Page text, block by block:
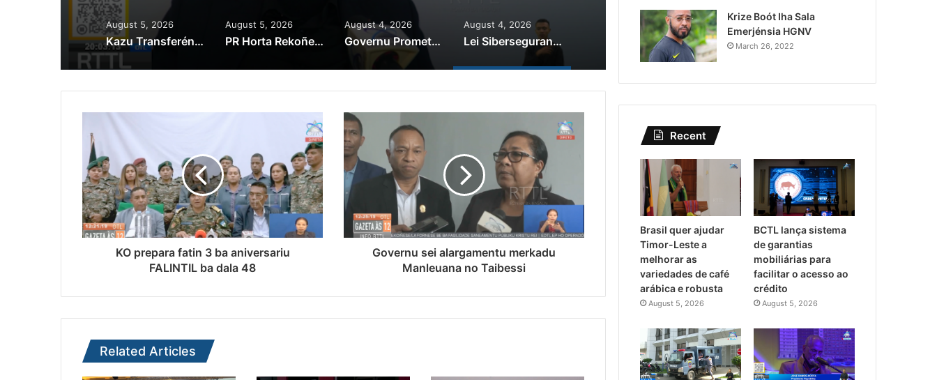
August 5, 2026
Kazu Transferénsia Osan Millaun 42 Husi Singapura, Advogadu Sei Halo Rekursu
August 5, 2026
PR Horta Rekoñese Timoroan Sira Iha Diáspora Nia Kontribuisaun
August 4, 2026
Governu Promete Tau Prioridade ba Setór Minerais no Setór Produtivu
August 4, 2026
Lei Siberseguransa Ajuda Autoridade Polisiál Kaptura Autór Kriminozu ho Paradeiru Iha Estranjeiru
KO prepara fatin 3 ba aniversariu
FALINTIL ba dala 48
Governu sei alargamentu merkadu
Manleuana no Taibessi
Related Articles
Krize Boót Iha Sala
Emerjénsia HGNV
March 26, 2022
Recent
Brasil quer ajudar
Timor-Leste a
melhorar as
variedades de café
arábica e robusta
August 5, 2026
BCTL lança sistema
de garantias
mobiliárias para
facilitar o acesso ao
crédito
August 5, 2026